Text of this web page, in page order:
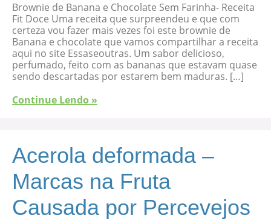
Brownie de Banana e Chocolate Sem Farinha- Receita
Fit Doce Uma receita que surpreendeu e que com
certeza vou fazer mais vezes foi este brownie de
Banana e chocolate que vamos compartilhar a receita
aqui no site Essaseoutras. Um sabor delicioso,
perfumado, feito com as bananas que estavam quase
sendo descartadas por estarem bem maduras. […]
Continue Lendo »
Acerola deformada –
Marcas na Fruta
Causada por Percevejos